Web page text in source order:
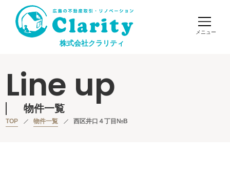
株式会社クラリティ
Line up
物件一覧
TOP 物件一覧 西区井口４丁目№B